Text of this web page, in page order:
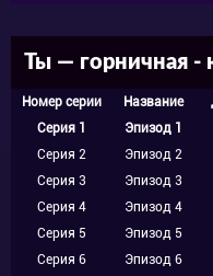
Ты — горничная -
Номер серии Название
Серия 1
Эпизод 1
Серия 2
Эпизод 2
Серия 3
Эпизод 3
Серия 4
Эпизод 4
Серия 5
Эпизод 5
Серия 6
Эпизод 6